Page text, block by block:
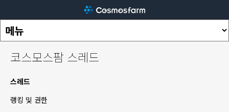
코스모스팜 스레드
스레드
랭킹 및 권한